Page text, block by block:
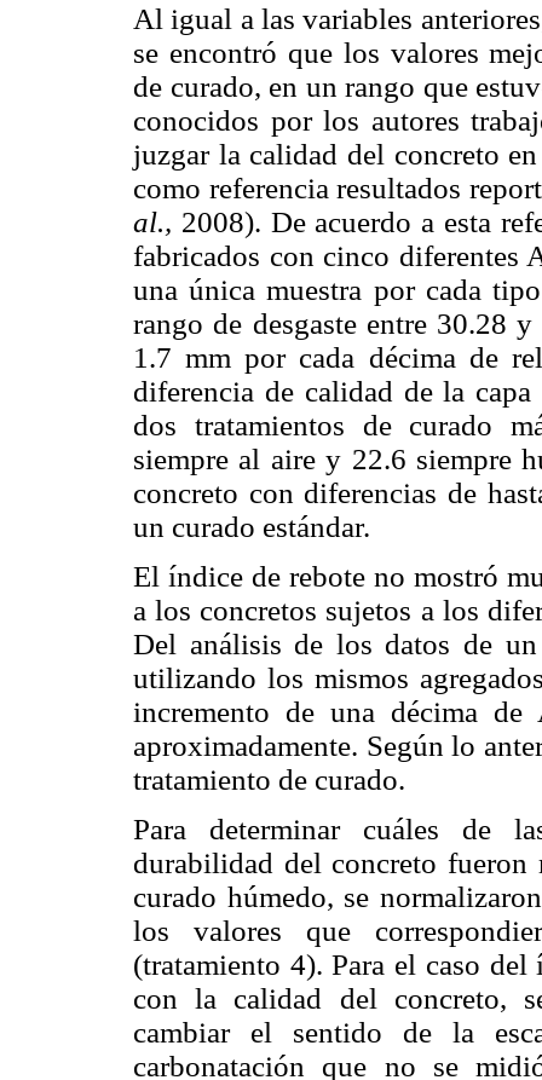
Al igual a las variables
se encontró que los valores
de curado, en un rango que
conocidos por los autores
juzgar la calidad del concreto
como referencia resultados
al., 2008). De acuerdo a esta
fabricados con cinco diferentes
una única muestra por cada
rango de desgaste entre 30.28
1.7 mm por cada décima de
diferencia de calidad de la
dos tratamientos de curado
siempre al aire y 22.6 siempre
concreto con diferencias de
un curado estándar.
El índice de rebote no mostró
a los concretos sujetos a los
Del análisis de los datos de
utilizando los mismos
incremento de una décima
aproximadamente. Según lo
tratamiento de curado.
Para determinar cuáles de
durabilidad del concreto fueron
curado húmedo, se
los valores que
(tratamiento 4). Para el caso
con la calidad del concreto,
cambiar el sentido de la
carbonatación que no se